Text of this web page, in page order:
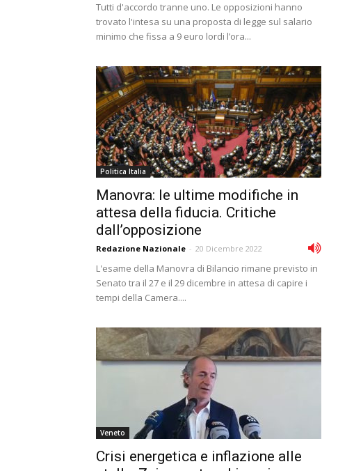
Tutti d'accordo tranne uno. Le opposizioni hanno
trovato l'intesa su una proposta di legge sul salario
minimo che fissa a 9 euro lordi l’ora...
Politica Italia
Manovra: le ultime modifiche in
attesa della fiducia. Critiche
dall’opposizione
Redazione Nazionale - 20 Dicembre 2022
L'esame della Manovra di Bilancio rimane previsto in
Senato tra il 27 e il 29 dicembre in attesa di capire i
tempi della Camera....
Veneto
Crisi energetica e inflazione alle